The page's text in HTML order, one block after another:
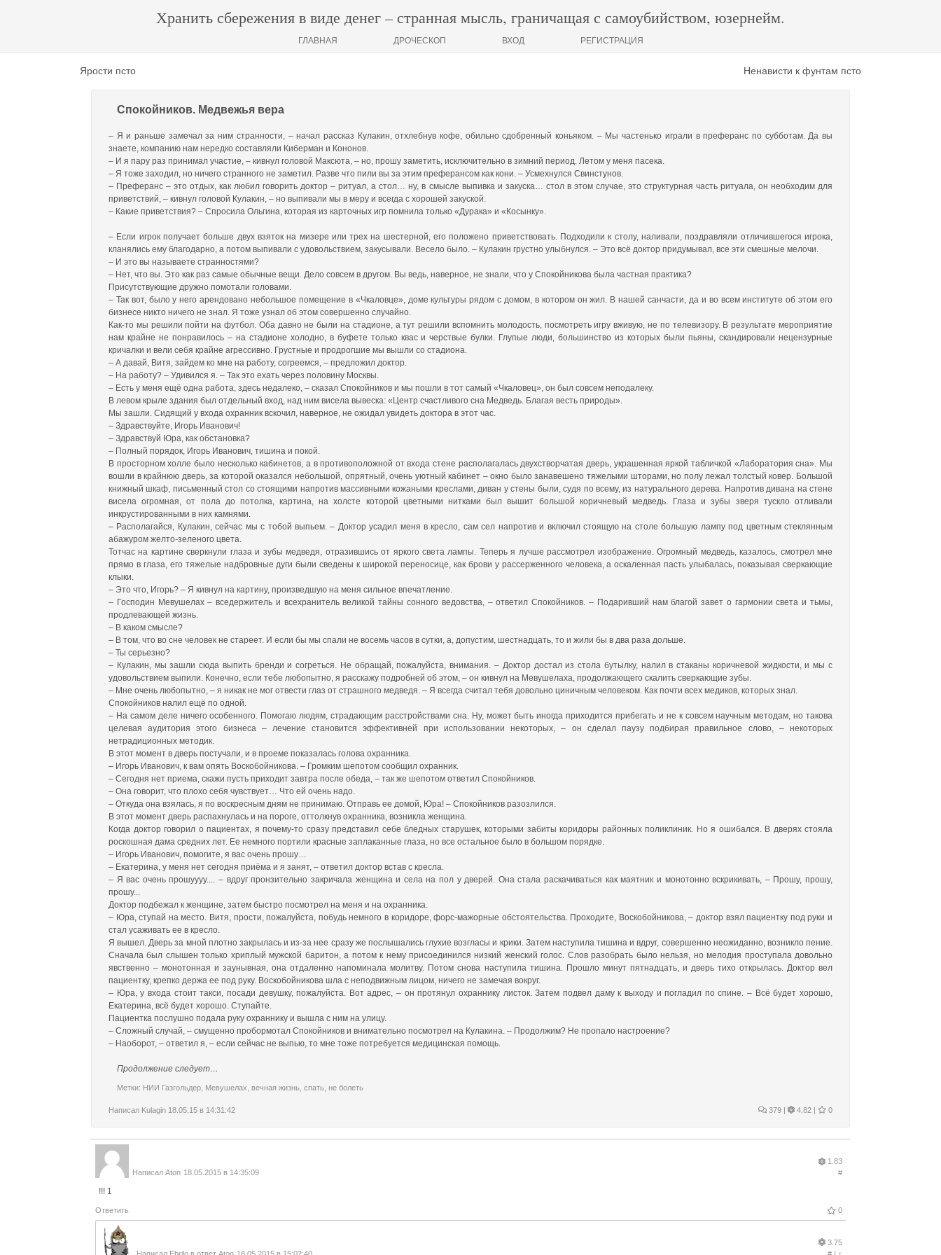
Хранить сбережения в виде денег – странная мысль, граничащая с самоубийством, юзернейм.
ГЛАВНАЯ ДРОЧЕСКОП ВХОД РЕГИСТРАЦИЯ
Ярости псто Ненависти к фунтам псто
Спокойников. Медвежья вера
– Я и раньше замечал за ним странности, – начал рассказ Кулакин, отхлебнув кофе, обильно сдобренный коньяком. – Мы частенько играли в преферанс по субботам. Да вы
знаете, компанию нам нередко составляли Киберман и Кононов.
– И я пару раз принимал участие, – кивнул головой Максюта, – но, прошу заметить, исключительно в зимний период. Летом у меня пасека.
– Я тоже заходил, но ничего странного не заметил. Разве что пили вы за этим преферансом как кони. – Усмехнулся Свинстунов.
– Преферанс – это отдых, как любил говорить доктор – ритуал, а стол… ну, в смысле выпивка и закуска… стол в этом случае, это структурная часть ритуала, он необходим для
приветствий, – кивнул головой Кулакин, – но выпивали мы в меру и всегда с хорошей закуской.
– Какие приветствия? – Спросила Ольгина, которая из карточных игр помнила только «Дурака» и «Косынку».
– Если игрок получает больше двух взяток на мизере или трех на шестерной, его положено приветствовать. Подходили к столу, наливали, поздравляли отличившегося игрока,
кланялись ему благодарно, а потом выпивали с удовольствием, закусывали. Весело было. – Кулакин грустно улыбнулся. – Это всё доктор придумывал, все эти смешные мелочи.
– И это вы называете странностями?
– Нет, что вы. Это как раз самые обычные вещи. Дело совсем в другом. Вы ведь, наверное, не знали, что у Спокойникова была частная практика?
Присутствующие дружно помотали головами.
– Так вот, было у него арендовано небольшое помещение в «Чкаловце», доме культуры рядом с домом, в котором он жил. В нашей санчасти, да и во всем институте об этом его
бизнесе никто ничего не знал. Я тоже узнал об этом совершенно случайно.
Как-то мы решили пойти на футбол. Оба давно не были на стадионе, а тут решили вспомнить молодость, посмотреть игру вживую, не по телевизору. В результате мероприятие
нам крайне не понравилось – на стадионе холодно, в буфете только квас и черствые булки. Глупые люди, большинство из которых были пьяны, скандировали нецензурные
кричалки и вели себя крайне агрессивно. Грустные и продрогшие мы вышли со стадиона.
– А давай, Витя, зайдем ко мне на работу, согреемся, – предложил доктор.
– На работу? – Удивился я. – Так это ехать через половину Москвы.
– Есть у меня ещё одна работа, здесь недалеко, – сказал Спокойников и мы пошли в тот самый «Чкаловец», он был совсем неподалеку.
В левом крыле здания был отдельный вход, над ним висела вывеска: «Центр счастливого сна Медведь. Благая весть природы».
Мы зашли. Сидящий у входа охранник вскочил, наверное, не ожидал увидеть доктора в этот час.
– Здравствуйте, Игорь Иванович!
– Здравствуй Юра, как обстановка?
– Полный порядок, Игорь Иванович, тишина и покой.
В просторном холле было несколько кабинетов, а в противоположной от входа стене располагалась двухстворчатая дверь, украшенная яркой табличкой «Лаборатория сна». Мы
вошли в крайнюю дверь, за которой оказался небольшой, опрятный, очень уютный кабинет – окно было занавешено тяжелыми шторами, но полу лежал толстый ковер. Большой
книжный шкаф, письменный стол со стоящими напротив массивными кожаными креслами, диван у стены были, судя по всему, из натурального дерева. Напротив дивана на стене
висела огромная, от пола до потолка, картина, на холсте которой цветными нитками был вышит большой коричневый медведь. Глаза и зубы зверя тускло отливали
инкрустированными в них камнями.
– Располагайся, Кулакин, сейчас мы с тобой выпьем. – Доктор усадил меня в кресло, сам сел напротив и включил стоящую на столе большую лампу под цветным стеклянным
абажуром желто-зеленого цвета.
Тотчас на картине сверкнули глаза и зубы медведя, отразившись от яркого света лампы. Теперь я лучше рассмотрел изображение. Огромный медведь, казалось, смотрел мне
прямо в глаза, его тяжелые надбровные дуги были сведены к широкой переносице, как брови у рассерженного человека, а оскаленная пасть улыбалась, показывая сверкающие
клыки.
– Это что, Игорь? – Я кивнул на картину, произведшую на меня сильное впечатление.
– Господин Мевушелах – вседержитель и всехранитель великой тайны сонного ведовства, – ответил Спокойников. – Подаривший нам благой завет о гармонии света и тьмы,
продлевающей жизнь.
– В каком смысле?
– В том, что во сне человек не стареет. И если бы мы спали не восемь часов в сутки, а, допустим, шестнадцать, то и жили бы в два раза дольше.
– Ты серьезно?
– Кулакин, мы зашли сюда выпить бренди и согреться. Не обращай, пожалуйста, внимания. – Доктор достал из стола бутылку, налил в стаканы коричневой жидкости, и мы с
удовольствием выпили. Конечно, если тебе любопытно, я расскажу подробней об этом, – он кивнул на Мевушелаха, продолжающего скалить сверкающие зубы.
– Мне очень любопытно, – я никак не мог отвести глаз от страшного медведя. – Я всегда считал тебя довольно циничным человеком. Как почти всех медиков, которых знал.
Спокойников налил ещё по одной.
– На самом деле ничего особенного. Помогаю людям, страдающим расстройствами сна. Ну, может быть иногда приходится прибегать и не к совсем научным методам, но такова
целевая аудитория этого бизнеса – лечение становится эффективней при использовании некоторых, – он сделал паузу подбирая правильное слово, – некоторых
нетрадиционных методик.
В этот момент в дверь постучали, и в проеме показалась голова охранника.
– Игорь Иванович, к вам опять Воскобойникова. – Громким шепотом сообщил охранник.
– Сегодня нет приема, скажи пусть приходит завтра после обеда, – так же шепотом ответил Спокойников.
– Она говорит, что плохо себя чувствует… Что ей очень надо.
– Откуда она взялась, я по воскресным дням не принимаю. Отправь ее домой, Юра! – Спокойников разозлился.
В этот момент дверь распахнулась и на пороге, оттолкнув охранника, возникла женщина.
Когда доктор говорил о пациентах, я почему-то сразу представил себе бледных старушек, которыми забиты коридоры районных поликлиник. Но я ошибался. В дверях стояла
роскошная дама средних лет. Ее немного портили красные заплаканные глаза, но все остальное было в большом порядке.
– Игорь Иванович, помогите, я вас очень прошу…
– Екатерина, у меня нет сегодня приёма и я занят, – ответил доктор встав с кресла.
– Я вас очень прошуууу.... – вдруг пронзительно закричала женщина и села на пол у дверей. Она стала раскачиваться как маятник и монотонно вскрикивать, – Прошу, прошу,
прошу...
Доктор подбежал к женщине, затем быстро посмотрел на меня и на охранника.
– Юра, ступай на место. Витя, прости, пожалуйста, побудь немного в коридоре, форс-мажорные обстоятельства. Проходите, Воскобойникова, – доктор взял пациентку под руки и
стал усаживать ее в кресло.
Я вышел. Дверь за мной плотно закрылась и из-за нее сразу же послышались глухие возгласы и крики. Затем наступила тишина и вдруг, совершенно неожиданно, возникло пение.
Сначала был слышен только хриплый мужской баритон, а потом к нему присоединился низкий женский голос. Слов разобрать было нельзя, но мелодия проступала довольно
явственно – монотонная и заунывная, она отдаленно напоминала молитву. Потом снова наступила тишина. Прошло минут пятнадцать, и дверь тихо открылась. Доктор вел
пациентку, крепко держа ее под руку. Воскобойникова шла с неподвижным лицом, ничего не замечая вокруг.
– Юра, у входа стоит такси, посади девушку, пожалуйста. Вот адрес, – он протянул охраннику листок. Затем подвел даму к выходу и погладил по спине. – Всё будет хорошо,
Екатерина, всё будет хорошо. Ступайте.
Пациентка послушно подала руку охраннику и вышла с ним на улицу.
– Сложный случай, – смущенно пробормотал Спокойников и внимательно посмотрел на Кулакина. – Продолжим? Не пропало настроение?
– Наоборот, – ответил я, – если сейчас не выпью, то мне тоже потребуется медицинская помощь.
Продолжение следует…
Метки: НИИ Газгольдер Мевушелах вечная жизнь спать не болеть
Написал Kulagin 18.05.15 в 14:31:42 379 | 4.82 | 0
Написал Aton 18.05.2015 в 14:35:09
1.83
#
!!! 1
Ответить 0
3.75